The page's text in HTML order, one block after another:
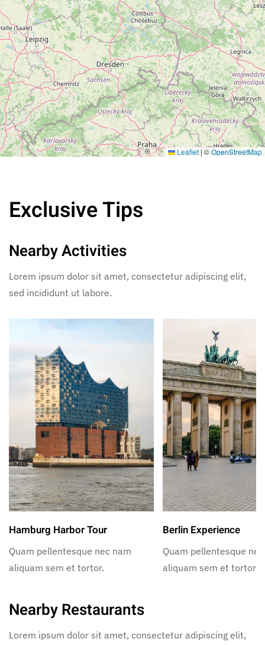
Leaflet | ©OpenStreetMap
Exclusive Tips
Nearby Activities
Lorem ipsum dolor sit amet, consectetur adipiscing elit,
sed incididunt ut labore.
Hamburg Harbor Tour
Quam pellentesque nec nam
aliquam sem et tortor.
Berlin Experience
Quam pellentesque
aliquam sem et tortor.
Nearby Restaurants
Lorem ipsum dolor sit amet, consectetur adipiscing elit,